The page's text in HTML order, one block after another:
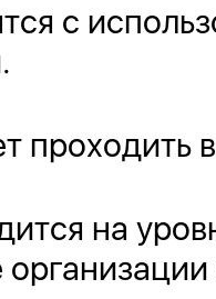
с
проходить
на